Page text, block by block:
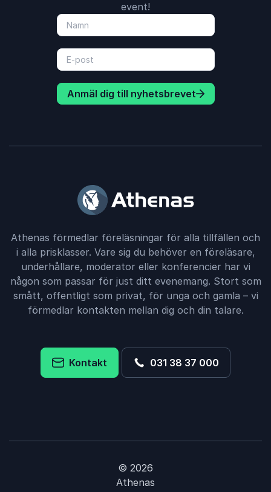
event!
Anmäl dig till nyhetsbrevet
Athenas förmedlar föreläsningar för alla tillfällen och
i alla prisklasser. Vare sig du behöver en föreläsare,
underhållare, moderator eller konferencier har vi
någon som passar för just ditt evenemang. Stort som
smått, offentligt som privat, för unga och gamla – vi
förmedlar kontakten mellan dig och din talare.
Kontakt 031 38 37 000
© 2026
Athenas